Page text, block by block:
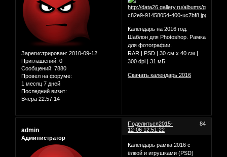
Зарегистрирован: 2010-09-12
Приглашений: 0
Сообщений: 7880
Провел на форуме:
1 месяц 7 дней
Последний визит:
Вчера 22:57:14
Календарь на 2016 год.
Шаблон для Photoshop. Рамка
для фотографии.
RAR | PSD | 30 см х 40 см |
300 dpi | 31 мБ
Скачать календарь 2016
Поделиться 84
2015-
12-06 12:51:22
admin
Администратор
Календарь рамка 2016 с
ёлкой и игрушками (PSD)